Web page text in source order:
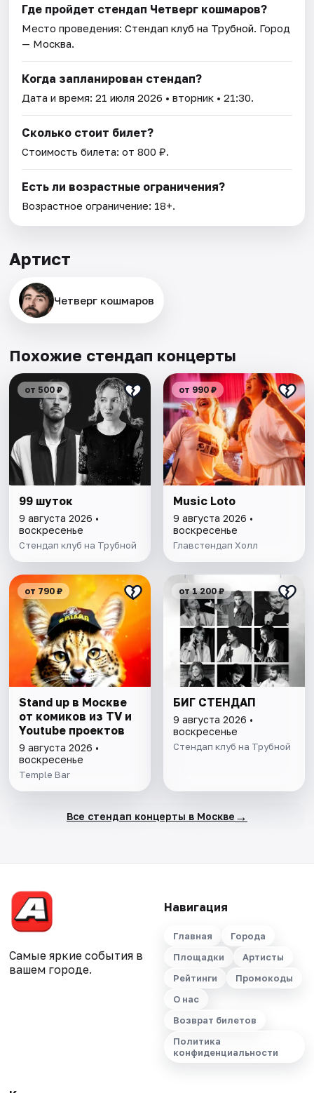
Где пройдет стендап Четверг кошмаров?
Место проведения:Стендап клуб на Трубной. Город
— Москва.
Когда запланирован стендап?
Дата и время:21 июля 2026 • вторник • 21:30.
Сколько стоит билет?
Стоимость билета: от 800 ₽.
Есть ли возрастные ограничения?
Возрастное ограничение: 18+.
Артист
Четверг кошмаров
Похожие стендап концерты
от 500 ₽
99 шуток
9 августа 2026 •
воскресенье
Стендап клуб на Трубной
от 990 ₽
Music Loto
9 августа 2026 •
воскресенье
Главстендап Холл
от 790 ₽
Stand up в Москве
от комиков из TV и
Youtube проектов
9 августа 2026 •
воскресенье
Temple Bar
от 1 200 ₽
БИГ СТЕНДАП
9 августа 2026 •
воскресенье
Стендап клуб на Трубной
Все стендап концерты в Москве →
Самые яркие события в
вашем городе.
Навигация
Главная
Города
Площадки
Артисты
Рейтинги
Промокоды
О нас
Возврат билетов
Политика
конфиденциальности